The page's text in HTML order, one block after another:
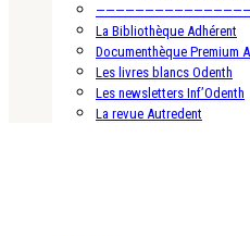
La Bibliothèque Adhérent
Documenthèque Premium
Les livres blancs Odenth
Les newsletters Inf’Odenth
La revue Autredent